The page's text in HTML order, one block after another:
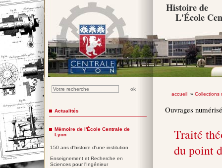
Histoire de
L'École
accueil» Collections
Ouvrages
Traité
du point
Actualités
Mémoire de l'École Centrale de
Lyon
150 ans d'histoire d'une institution
Enseignement et Recherche en
Sciences pour l'Ingénieur